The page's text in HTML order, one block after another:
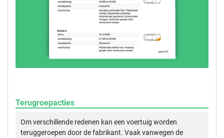
Terugroepacties
Om verschillende redenen kan een voertuig worden
teruggeroepen door de fabrikant. Vaak vanwegen de